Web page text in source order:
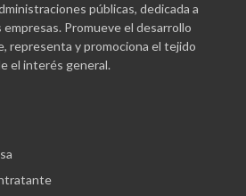
públicas, dedicada a
Promueve el desarrollo
representa y promociona el tejido
el interés general.